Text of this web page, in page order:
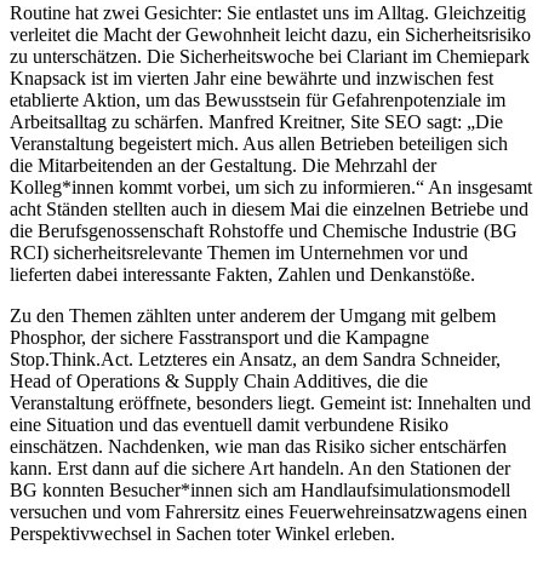
Routine hat zwei Gesichter: Sie entlastet uns im Alltag. Gleichzeitig
verleitet die Macht der Gewohnheit leicht dazu, ein Sicherheitsrisiko
zu unterschätzen. Die Sicherheitswoche bei Clariant im Chemiepark
Knapsack ist im vierten Jahr eine bewährte und inzwischen fest
etablierte Aktion, um das Bewusstsein für Gefahrenpotenziale im
Arbeitsalltag zu schärfen. Manfred Kreitner, Site SEO sagt: „Die
Veranstaltung begeistert mich. Aus allen Betrieben beteiligen sich
die Mitarbeitenden an der Gestaltung. Die Mehrzahl der
Kolleg*innen kommt vorbei, um sich zu informieren.“ An insgesamt
acht Ständen stellten auch in diesem Mai die einzelnen Betriebe und
die Berufsgenossenschaft Rohstoffe und Chemische Industrie (BG
RCI) sicherheitsrelevante Themen im Unternehmen vor und
lieferten dabei interessante Fakten, Zahlen und Denkanstöße.
Zu den Themen zählten unter anderem der Umgang mit gelbem
Phosphor, der sichere Fasstransport und die Kampagne
Stop.Think.Act. Letzteres ein Ansatz, an dem Sandra Schneider,
Head of Operations & Supply Chain Additives, die die
Veranstaltung eröffnete, besonders liegt. Gemeint ist: Innehalten und
eine Situation und das eventuell damit verbundene Risiko
einschätzen. Nachdenken, wie man das Risiko sicher entschärfen
kann. Erst dann auf die sichere Art handeln. An den Stationen der
BG konnten Besucher*innen sich am Handlaufsimulationsmodell
versuchen und vom Fahrersitz eines Feuerwehreinsatzwagens einen
Perspektivwechsel in Sachen toter Winkel erleben.